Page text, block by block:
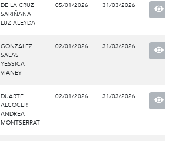
DE LA CRUZ
SARIÑANA
LUZ ALEYDA
05/01/2026 31/03/2026
GONZALEZ
SALAS
YESSICA
VIANEY
02/01/2026 31/03/2026
DUARTE
ALCOCER
ANDREA
MONTSERRAT
02/01/2026 31/03/2026